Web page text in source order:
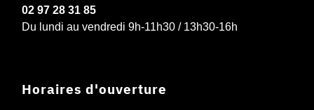
02 97 28 31 85
Du lundi au vendredi 9h-11h30 / 13h30-16h
Horaires d'ouverture